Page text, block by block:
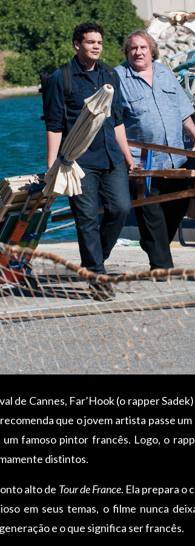
de Cannes, Far’Hook (o rapper
que o jovem artista passe
famoso pintor francês. Logo, o
distintos.
alto de Tour de France. Ela prepara o
em seus temas, o filme nunca
e o que significa ser francês.